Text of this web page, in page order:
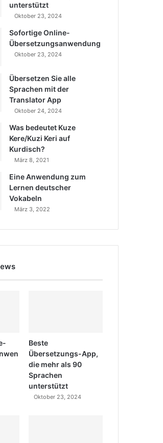
unterstützt
Oktober 23, 2024
Sofortige Online-
Übersetzungsanwendung
Oktober 23, 2024
Übersetzen Sie alle
Sprachen mit der
Translator App
Oktober 24, 2024
Was bedeutet Kuze
Kere/Kuzi Keri auf
Kurdisch?
März 8, 2021
Eine Anwendung zum
Lernen deutscher
Vokabeln
März 3, 2022
Beste
Übersetzungs-App,
die mehr als 90
Sprachen
unterstützt
Oktober 23, 2024